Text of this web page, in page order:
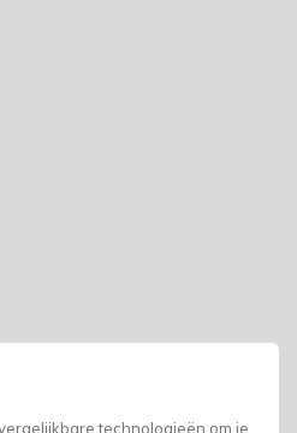
technologieën om je